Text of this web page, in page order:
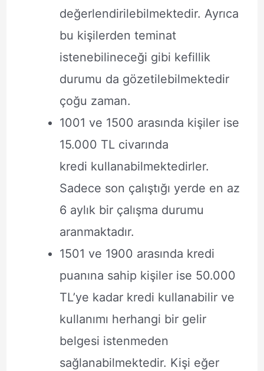
değerlendirilebilmektedir. Ayrıca
bu kişilerden teminat
istenebilineceği gibi kefillik
durumu da gözetilebilmektedir
çoğu zaman.
1001 ve 1500 arasında kişiler ise
15.000 TL civarında
kredi kullanabilmektedirler.
Sadece son çalıştığı yerde en az
6 aylık bir çalışma durumu
aranmaktadır.
1501 ve 1900 arasında kredi
puanına sahip kişiler ise 50.000
TL’ye kadar kredi kullanabilir ve
kullanımı herhangi bir gelir
belgesi istenmeden
sağlanabilmektedir. Kişi eğer